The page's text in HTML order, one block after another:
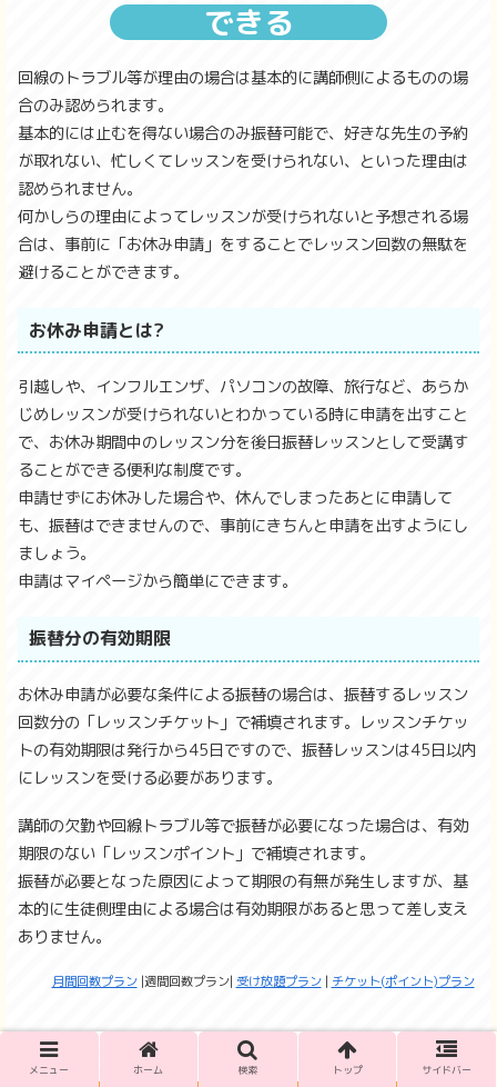
できる
回線のトラブル等が理由の場合は基本的に講師側によるものの場
合のみ認められます。
基本的には止むを得ない場合のみ振替可能で、好きな先生の予約
が取れない、忙しくてレッスンを受けられない、といった理由は
認められません。
何かしらの理由によってレッスンが受けられないと予想される場
合は、事前に「お休み申請」をすることでレッスン回数の無駄を
避けることができます。
お休み申請とは?
引越しや、インフルエンザ、パソコンの故障、旅行など、あらか
じめレッスンが受けられないとわかっている時に申請を出すこと
で、お休み期間中のレッスン分を後日振替レッスンとして受講す
ることができる便利な制度です。
申請せずにお休みした場合や、休んでしまったあとに申請して
も、振替はできませんので、事前にきちんと申請を出すようにし
ましょう。
申請はマイページから簡単にできます。
振替分の有効期限
お休み申請が必要な条件による振替の場合は、振替するレッスン
回数分の「レッスンチケット」で補填されます。レッスンチケッ
トの有効期限は発行から45日ですので、振替レッスンは45日以内
にレッスンを受ける必要があります。
講師の欠勤や回線トラブル等で振替が必要になった場合は、有効
期限のない「レッスンポイント」で補填されます。
振替が必要となった原因によって期限の有無が発生しますが、基
本的に生徒側理由による場合は有効期限があると思って差し支え
ありません。
月間回数プラン 週間回数プラン 受け放題プラン チケット(ポイント)プラン
メニュー ホーム 検索 トップ サイドバー